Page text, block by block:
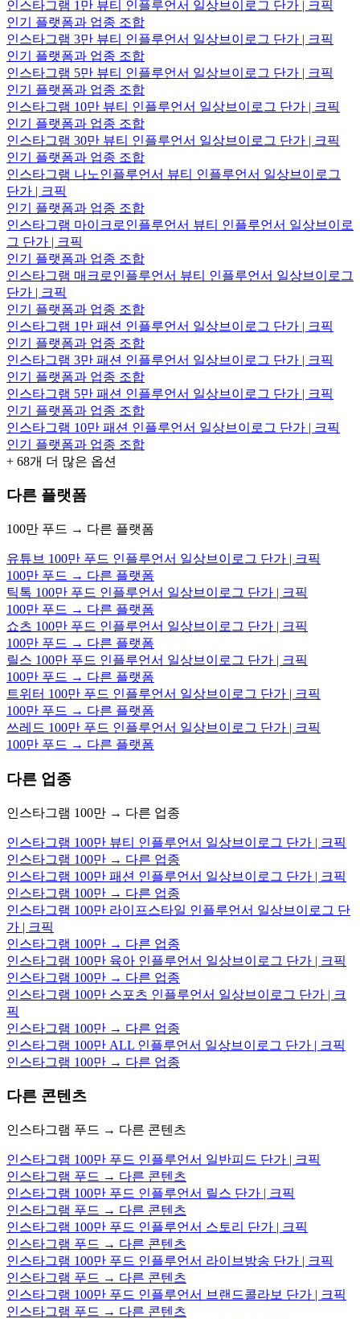
인스타그램 1만 뷰티 인플루언서 일상브이로그 단가 | 크픽
인기 플랫폼과 업종 조합
인스타그램 3만 뷰티 인플루언서 일상브이로그 단가 | 크픽
인기 플랫폼과 업종 조합
인스타그램 5만 뷰티 인플루언서 일상브이로그 단가 | 크픽
인기 플랫폼과 업종 조합
인스타그램 10만 뷰티 인플루언서 일상브이로그 단가 | 크픽
인기 플랫폼과 업종 조합
인스타그램 30만 뷰티 인플루언서 일상브이로그 단가 | 크픽
인기 플랫폼과 업종 조합
인스타그램 나노인플루언서 뷰티 인플루언서 일상브이로그
단가 | 크픽
인기 플랫폼과 업종 조합
인스타그램 마이크로인플루언서 뷰티 인플루언서 일상브이로
그 단가 | 크픽
인기 플랫폼과 업종 조합
인스타그램 매크로인플루언서 뷰티 인플루언서 일상브이로그
단가 | 크픽
인기 플랫폼과 업종 조합
인스타그램 1만 패션 인플루언서 일상브이로그 단가 | 크픽
인기 플랫폼과 업종 조합
인스타그램 3만 패션 인플루언서 일상브이로그 단가 | 크픽
인기 플랫폼과 업종 조합
인스타그램 5만 패션 인플루언서 일상브이로그 단가 | 크픽
인기 플랫폼과 업종 조합
인스타그램 10만 패션 인플루언서 일상브이로그 단가 | 크픽
인기 플랫폼과 업종 조합
+ 68개 더 많은 옵션
다른 플랫폼
100만 푸드 → 다른 플랫폼
유튜브 100만 푸드 인플루언서 일상브이로그 단가 | 크픽
100만 푸드 → 다른 플랫폼
틱톡 100만 푸드 인플루언서 일상브이로그 단가 | 크픽
100만 푸드 → 다른 플랫폼
쇼츠 100만 푸드 인플루언서 일상브이로그 단가 | 크픽
100만 푸드 → 다른 플랫폼
릴스 100만 푸드 인플루언서 일상브이로그 단가 | 크픽
100만 푸드 → 다른 플랫폼
트위터 100만 푸드 인플루언서 일상브이로그 단가 | 크픽
100만 푸드 → 다른 플랫폼
쓰레드 100만 푸드 인플루언서 일상브이로그 단가 | 크픽
100만 푸드 → 다른 플랫폼
다른 업종
인스타그램 100만 → 다른 업종
인스타그램 100만 뷰티 인플루언서 일상브이로그 단가 | 크픽
인스타그램 100만 → 다른 업종
인스타그램 100만 패션 인플루언서 일상브이로그 단가 | 크픽
인스타그램 100만 → 다른 업종
인스타그램 100만 라이프스타일 인플루언서 일상브이로그 단
가 | 크픽
인스타그램 100만 → 다른 업종
인스타그램 100만 육아 인플루언서 일상브이로그 단가 | 크픽
인스타그램 100만 → 다른 업종
인스타그램 100만 스포츠 인플루언서 일상브이로그 단가 | 크
픽
인스타그램 100만 → 다른 업종
인스타그램 100만 ALL 인플루언서 일상브이로그 단가 | 크픽
인스타그램 100만 → 다른 업종
다른 콘텐츠
인스타그램 푸드 → 다른 콘텐츠
인스타그램 100만 푸드 인플루언서 일반피드 단가 | 크픽
인스타그램 푸드 → 다른 콘텐츠
인스타그램 100만 푸드 인플루언서 릴스 단가 | 크픽
인스타그램 푸드 → 다른 콘텐츠
인스타그램 100만 푸드 인플루언서 스토리 단가 | 크픽
인스타그램 푸드 → 다른 콘텐츠
인스타그램 100만 푸드 인플루언서 라이브방송 단가 | 크픽
인스타그램 푸드 → 다른 콘텐츠
인스타그램 100만 푸드 인플루언서 브랜드콜라보 단가 | 크픽
인스타그램 푸드 → 다른 콘텐츠